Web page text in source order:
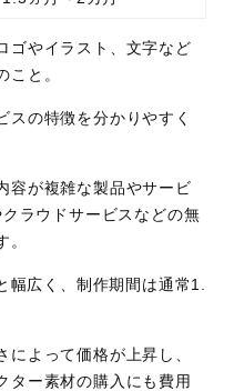
ゴやイラスト、文字など
こと。
スの特徴を分かりやすく
容が複雑な製品やサービ
ラウドサービスなどの無
。
広く、制作期間は通常1.
よって価格が上昇し、
ター素材の購入にも費用